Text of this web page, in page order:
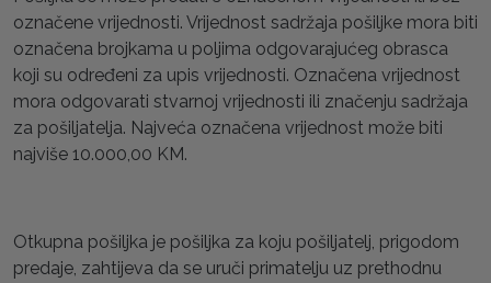
označene vrijednosti. Vrijednost sadržaja pošiljke mora biti
označena brojkama u poljima odgovarajućeg obrasca
koji su određeni za upis vrijednosti. Označena vrijednost
mora odgovarati stvarnoj vrijednosti ili značenju sadržaja
za pošiljatelja. Najveća označena vrijednost može biti
najviše 10.000,00 KM.
Otkupna pošiljka je pošiljka za koju pošiljatelj, prigodom
predaje, zahtijeva da se uruči primatelju uz prethodnu